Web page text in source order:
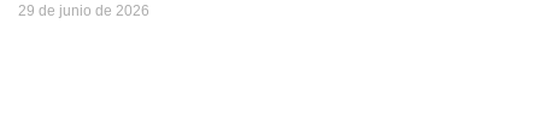
29 de junio de 2026